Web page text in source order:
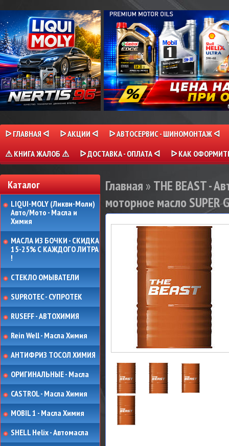
ᐅ ГЛАВНАЯ ᐊ ᐅ АКЦИИ ᐊ
ᐅ АВТОСЕРВИС - ШИНОМОНТАЖ ᐊ
⚠ КНИГА ЖАЛОБ ⚠
ᐅ ДОСТАВКА - ОПЛАТА ᐊ ᐅ КАК
Каталог
LIQUI-MOLY (Ликви-Моли)
Авто/Мото - Масла и
Химия
МАСЛА ИЗ БОЧКИ - СКИДКА
15-25% С КАЖДОГО ЛИТРА
!
СТЕКЛО ОМЫВАТЕЛИ
SUPROTEC - СУПРОТЕК
RUSEFF - АВТОХИМИЯ
Rein Well - Масла Химия
АНТИФРИЗ ТОСОЛ ХИМИЯ
ОРИГИНАЛЬНЫЕ - Масла
CASTROL - Масла Химия
MOBIL 1 - Масла Химия
SHELL Helix - Автомасла
Главная » THE BEAST -
моторное масло SUPER